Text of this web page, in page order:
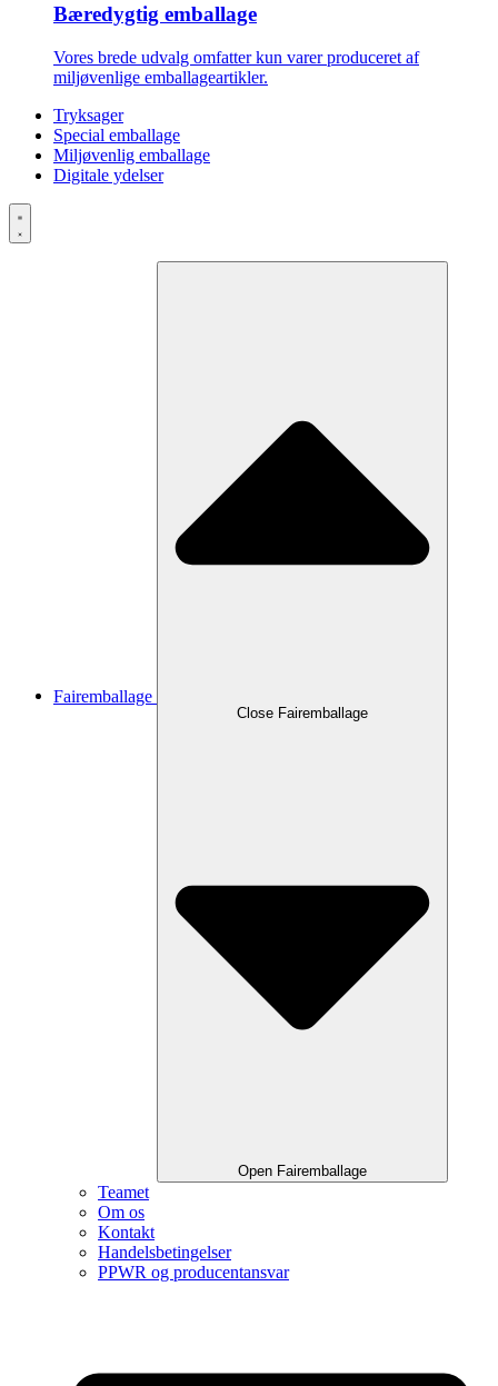
Bæredygtig emballage
Vores brede udvalg omfatter kun varer produceret af
miljøvenlige emballageartikler.
Tryksager
Special emballage
Miljøvenlig emballage
Digitale ydelser
Fairemballage
Close Fairemballage
Open Fairemballage
Teamet
Om os
Kontakt
Handelsbetingelser
PPWR og producentansvar